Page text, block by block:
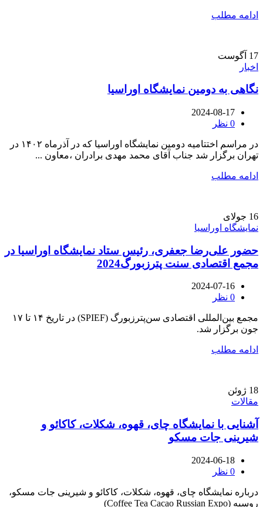
ادامه مطلب
17 آگوست
اخبار
نگاهی به دومین نمایشگاه اوراسیا
2024-08-17
0 نظر
در مراسم اختتامیه دومین نمایشگاه اوراسیا که در آذرماه ۱۴۰۲ در
تهران برگزار شد جناب آقای محمد مهدی برادران ،معاون ...
ادامه مطلب
16 جولای
نمایشگاه اوراسیا
حضور علی‌رضا جعفری، رئیس ستاد نمایشگاه اوراسیا در
مجمع اقتصادی سنت پترزبورگ2024
2024-07-16
0 نظر
مجمع بین‌المللی اقتصادی سن‌پترزبورگ (SPIEF) در تاریخ ۱۴ تا ۱۷
جون برگزار شد.
ادامه مطلب
18 ژوئن
مقالات
آشنایی با نمایشگاه چای، قهوه، شکلات، کاکائو و
شیرینی جات مسکو
2024-06-18
0 نظر
درباره نمایشگاه چای، قهوه، شکلات، کاکائو و شیرینی جات مسکو،
روسیه (Coffee Tea Cacao Russian Expo)